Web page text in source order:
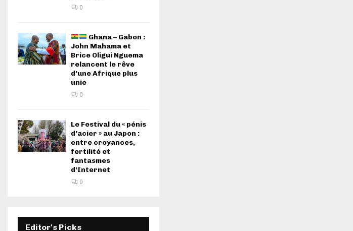
0
Ghana – Gabon :
John Mahama et
Brice Oligui Nguema
relancent le rêve
d’une Afrique plus
unie
0
Le Festival du « pénis
d’acier » au Japon :
entre croyances,
fertilité et
fantasmes
d’Internet
0
Editor's Picks